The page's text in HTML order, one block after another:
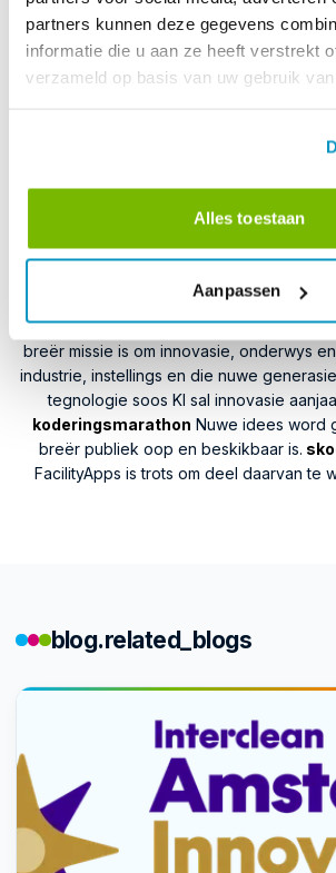
partners kunnen deze gegevens
informatie die u aan ze heeft verstrekt
verzameld op basis van uw gebruik
Alles toestaan
Aanpassen
degli Studi dell'Insubria: Biomediese
Universiteit van Brescia: Industriële
outomatiseringsingenieurswese
Ekonomiese Wetenskappe; KI vir
Universiteit van Pavia, Universiteit van
Universiteit van Milano-Bicocca:
Hierdie geleentheid is deel vanISSA
breër missie is om innovasie, onderwys
industrie, instellings en die nuwe
tegnologie soos KI sal innovasie
koderingsmarathon Nuwe idees word
breër publiek oop en beskikbaar is.
FacilityApps is trots om deel daarvan te
blog.related_blogs